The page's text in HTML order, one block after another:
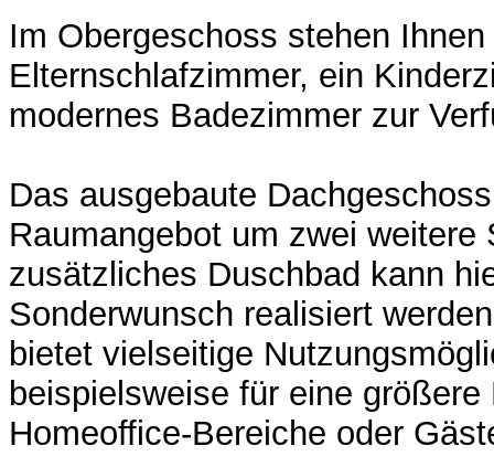
Im Obergeschoss stehen
Elternschlafzimmer, ein
modernes Badezimmer zur
Das ausgebaute
Raumangebot um zwei weitere
zusätzliches Duschbad kann
Sonderwunsch realisiert
bietet vielseitige
beispielsweise für eine größere
Homeoffice-Bereiche oder